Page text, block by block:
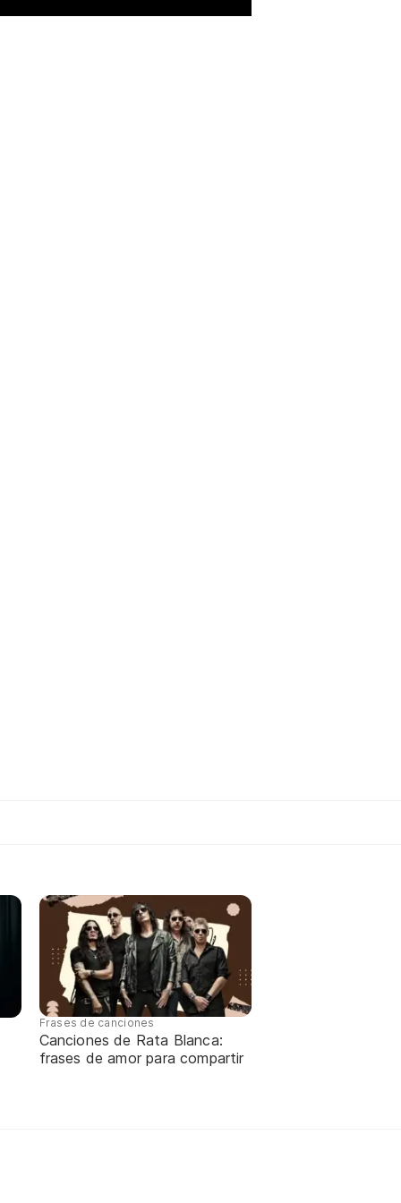
Frases de canciones
Canciones de Rata Blanca:
frases de amor para compartir